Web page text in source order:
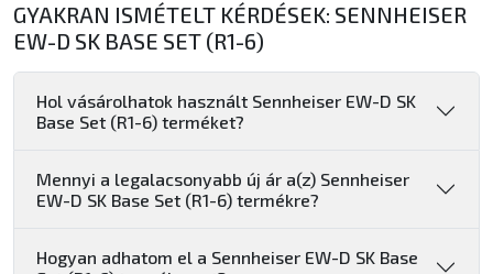
GYAKRAN ISMÉTELT KÉRDÉSEK: SENNHEISER
EW-D SK BASE SET (R1-6)
Hol vásárolhatok használt Sennheiser EW-D SK
Base Set (R1-6) terméket?
Mennyi a legalacsonyabb új ár a(z) Sennheiser
EW-D SK Base Set (R1-6) termékre?
Hogyan adhatom el a Sennheiser EW-D SK Base